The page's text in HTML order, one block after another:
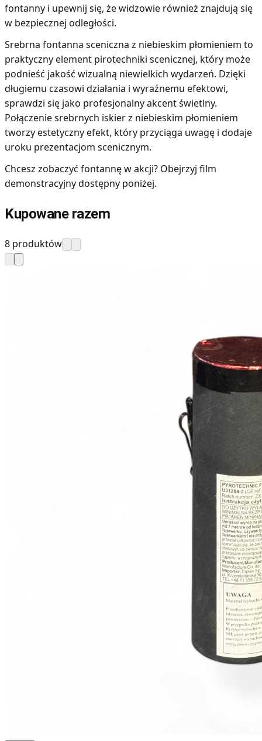
fontanny i upewnij się, że widzowie również znajdują się
w bezpiecznej odległości.
Srebrna fontanna sceniczna z niebieskim płomieniem to
praktyczny element pirotechniki scenicznej, który może
podnieść jakość wizualną niewielkich wydarzeń. Dzięki
długiemu czasowi działania i wyraźnemu efektowi,
sprawdzi się jako profesjonalny akcent świetlny.
Połączenie srebrnych iskier z niebieskim płomieniem
tworzy estetyczny efekt, który przyciąga uwagę i dodaje
uroku prezentacjom scenicznym.
Chcesz zobaczyć fontannę w akcji? Obejrzyj film
demonstracyjny dostępny poniżej.
Kupowane razem
8 produktów